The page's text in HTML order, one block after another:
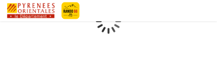
Geotrek-randoLoading